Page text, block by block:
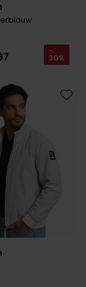
-
30%